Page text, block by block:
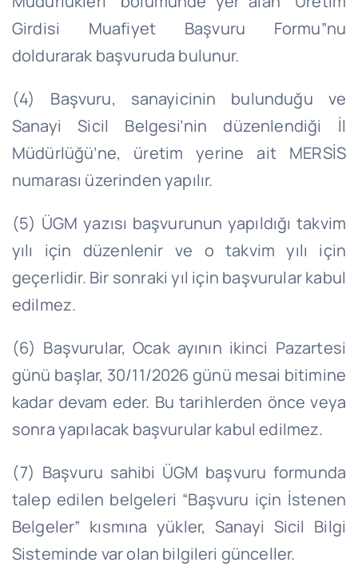
Girdisi Muafiyet Başvuru Formu”nu
doldurarak başvuruda bulunur.
(4) Başvuru, sanayicinin bulunduğu ve
Sanayi Sicil Belgesi’nin düzenlendiği İl
Müdürlüğü’ne, üretim yerine ait MERSİS
numarası üzerinden yapılır.
(5) ÜGM yazısı başvurunun yapıldığı takvim
yılı için düzenlenir ve o takvim yılı için
geçerlidir. Bir sonraki yıl için başvurular kabul
edilmez.
(6) Başvurular, Ocak ayının ikinci Pazartesi
günü başlar, 30/11/2026 günü mesai bitimine
kadar devam eder. Bu tarihlerden önce veya
sonra yapılacak başvurular kabul edilmez.
(7) Başvuru sahibi ÜGM başvuru formunda
talep edilen belgeleri “Başvuru için İstenen
Belgeler” kısmına yükler, Sanayi Sicil Bilgi
Sisteminde var olan bilgileri günceller.